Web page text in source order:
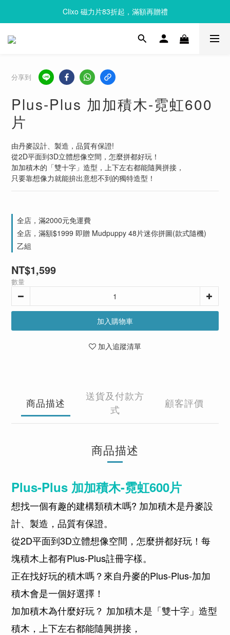
Clixo 磁力片83折起，滿額再贈禮
Clixo 磁力片83折起，滿額再贈禮
Queebi 酷比島 安撫巾 奶嘴玩偶 全新上市 首購 85折!!
分享到
Plus-Plus 加加積木-霓虹600
片
由丹麥設計、製造，品質有保證!
從2D平面到3D立體想像空間，怎麼拼都好玩！
加加積木的「雙十字」造型，上下左右都能隨興拼接，
只要靠想像力就能拚出意想不到的獨特造型！
全店，滿2000元免運費
全店，滿額$1999 即贈 Mudpuppy 48片迷你拼圖(款式隨機)
乙組
NT$1,599
數量
加入購物車
加入追蹤清單
商品描述
送貨及付款方
式
顧客評價
商品描述
Plus-Plus 加加積木-霓虹600片
想找一個有趣的建構類積木嗎? 加加積木是丹麥設
計、製造，品質有保證。
從2D平面到3D立體想像空間，怎麼拼都好玩！每
塊積木上都有Plus-Plus註冊字樣。
正在找好玩的積木嗎？來自丹麥的Plus-Plus-加加
積木會是一個好選擇！
加加積木為什麼好玩？ 加加積木是「雙十字」造型
積木，上下左右都能隨興拼接，